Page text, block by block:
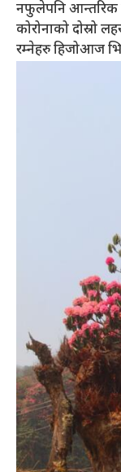
नफुलेपनि आन्तरिक
कोरोनाको दोस्रो
रम्नेहरु हिजोआज